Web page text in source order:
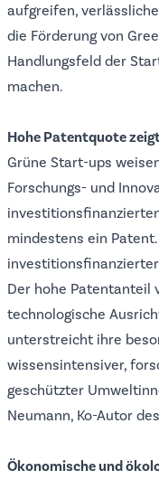
aufgreifen,
die Förderung von
Handlungsfeld der
machen.
Hohe Patentquote
Grüne Start-ups
Forschungs- und
mindestens ein
Der hohe Patentanteil
technologische
unterstreicht ihre
wissensintensiver,
geschützter
Neumann, Ko-Autor
Ökonomische und